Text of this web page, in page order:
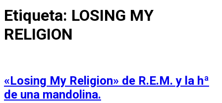
Etiqueta: LOSING MY
RELIGION
«Losing My Religion» de R.E.M. y la hª
de una mandolina.